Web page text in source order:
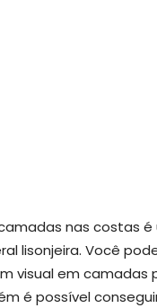
nas costas
lisonjeira. Você
visual em
é possível